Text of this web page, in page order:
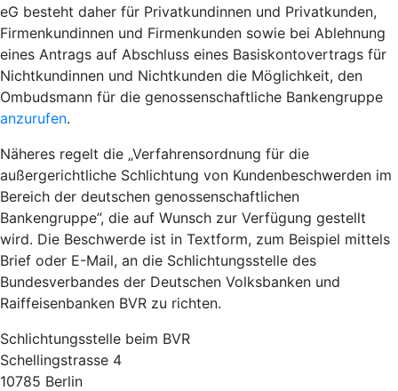
eG besteht daher für Privatkundinnen und Privatkunden,
Firmenkundinnen und Firmenkunden sowie bei Ablehnung
eines Antrags auf Abschluss eines Basiskontovertrags für
Nichtkundinnen und Nichtkunden die Möglichkeit, den
Ombudsmann für die genossenschaftliche Bankengruppe
anzurufen.
Näheres regelt die „Verfahrensordnung für die
außergerichtliche Schlichtung von Kundenbeschwerden im
Bereich der deutschen genossenschaftlichen
Bankengruppe”, die auf Wunsch zur Verfügung gestellt
wird. Die Beschwerde ist in Textform, zum Beispiel mittels
Brief oder E-Mail, an die Schlichtungsstelle des
Bundesverbandes der Deutschen Volksbanken und
Raiffeisenbanken BVR zu richten.
Schlichtungsstelle beim BVR
Schellingstrasse 4
10785 Berlin